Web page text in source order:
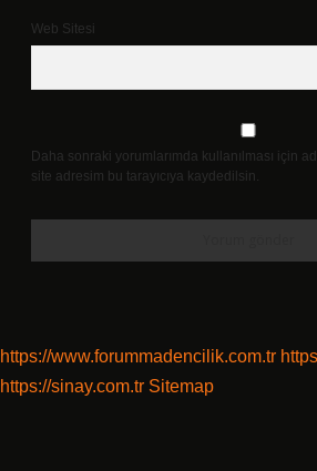
Web Sitesi
Daha sonraki yorumlarımda kullanılması için
site adresim bu tarayıcıya kaydedilsin.
https://www.forummadencilik.com.tr
https://sinay.com.tr Sitemap